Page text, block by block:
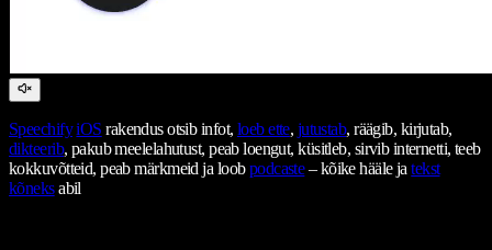
Speechify iOS rakendus otsib infot, loeb ette, jutustab, räägib, kirjutab,
dikteerib, pakub meelelahutust, peab loengut, küsitleb, sirvib internetti, teeb
kokkuvõtteid, peab märkmeid ja loobpodcaste– kõike hääle jatekst
kõneksabil